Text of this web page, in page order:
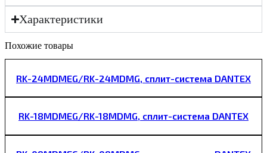
Характеристики
Похожие товары
RK-24MDMEG/RK-24MDMG, сплит-система DANTEX
RK-18MDMEG/RK-18MDMG, сплит-система DANTEX